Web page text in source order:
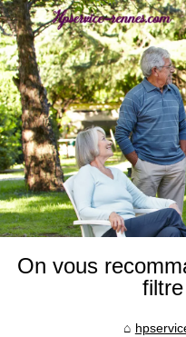
On vous